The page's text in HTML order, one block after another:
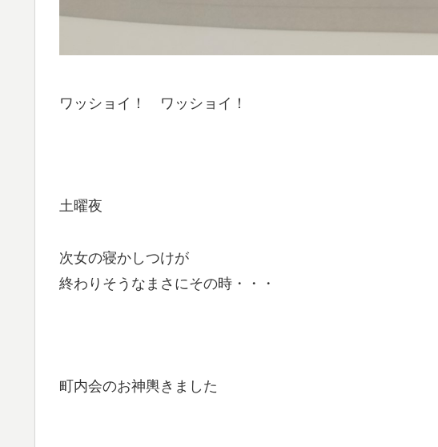
ワッショイ！ ワッショイ！
土曜夜
次女の寝かしつけが
終わりそうなまさにその時・・・
町内会のお神輿きました